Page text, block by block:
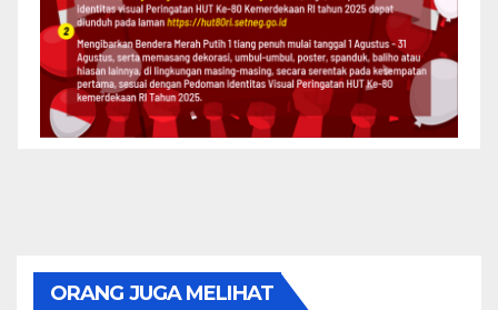
ORANG JUGA MELIHAT